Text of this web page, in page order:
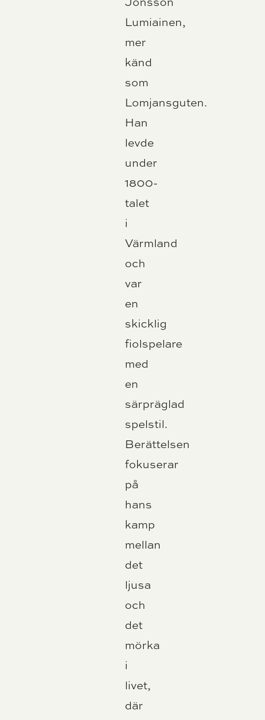
Lumiainen,
mer
känd
som
Lomjansguten.
Han
levde
under
1800-
talet
i
Värmland
och
var
en
skicklig
fiolspelare
med
en
särpräglad
spelstil.
Berättelsen
fokuserar
på
hans
kamp
mellan
det
ljusa
och
det
mörka
i
livet,
där